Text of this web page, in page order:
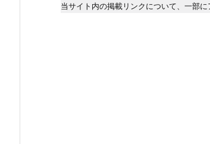
当サイト内の掲載リンクについて、一部